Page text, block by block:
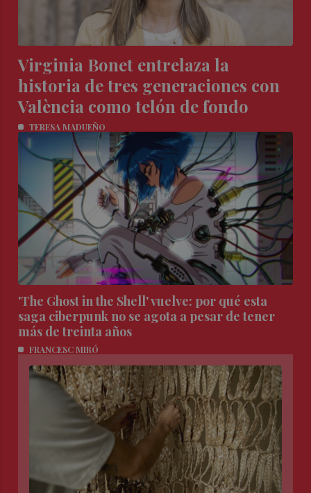
Virginia Bonet entrelaza la
historia de tres generaciones con
València como telón de fondo
TERESA MADUEÑO
'The Ghost in the Shell' vuelve: por qué esta
saga ciberpunk no se agota a pesar de tener
más de treinta años
FRANCESC MIRÓ